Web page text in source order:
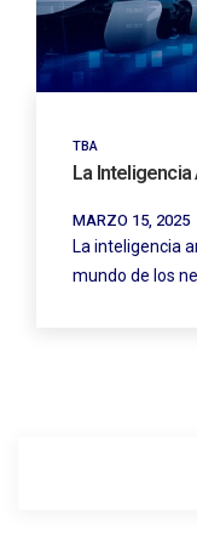
TBA
La Inteligencia
MARZO 15, 2025
La inteligencia
mundo de los